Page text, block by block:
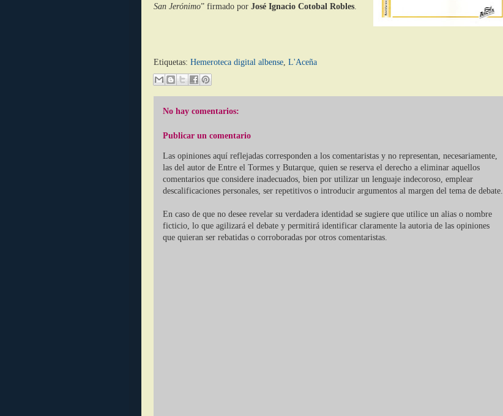
San Jerónimo” firmado por José Ignacio Cotobal Robles.
Etiquetas: Hemeroteca digital albense, L'Aceña
No hay comentarios:
Publicar un comentario
Las opiniones aquí reflejadas corresponden a los comentaristas y no representan, necesariamente,
las del autor de Entre el Tormes y Butarque, quien se reserva el derecho a eliminar aquellos
comentarios que considere inadecuados, bien por utilizar un lenguaje indecoroso, emplear
descalificaciones personales, ser repetitivos o introducir argumentos al margen del tema de debate.
En caso de que no desee revelar su verdadera identidad se sugiere que utilice un alias o nombre
ficticio, lo que agilizará el debate y permitirá identificar claramente la autoria de las opiniones
que quieran ser rebatidas o corroboradas por otros comentaristas.